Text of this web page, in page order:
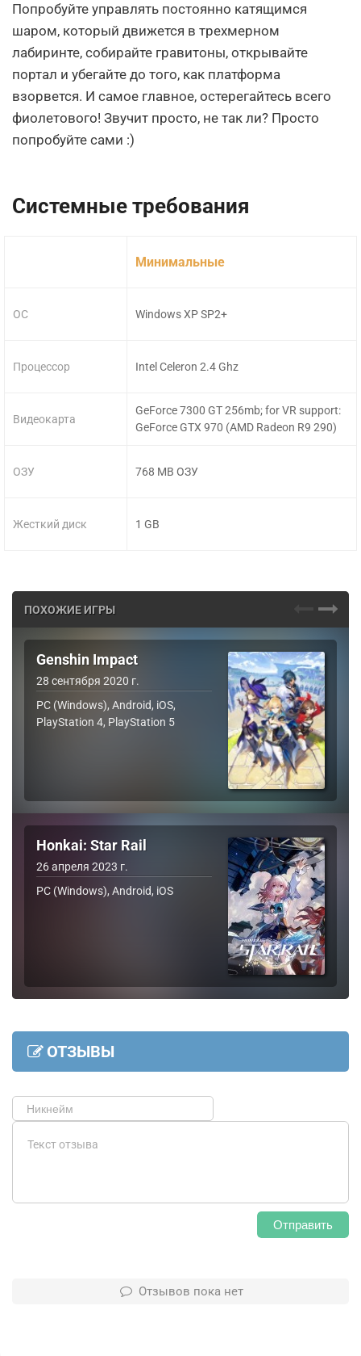
Попробуйте управлять постоянно катящимся
шаром, который движется в трехмерном
лабиринте, собирайте гравитоны, открывайте
портал и убегайте до того, как платформа
взорвется. И самое главное, остерегайтесь всего
фиолетового! Звучит просто, не так ли? Просто
попробуйте сами :)
Системные требования
ОС
Процессор
Видеокарта
ОЗУ
Жесткий диск
Минимальные
Windows XP SP2+
Intel Celeron 2.4 Ghz
GeForce 7300 GT 256mb; for VR support:
GeForce GTX 970 (AMD Radeon R9 290)
768 MB ОЗУ
1 GB
ПОХОЖИЕ ИГРЫ
Genshin Impact
28 сентября 2020 г.
PC (Windows), Android, iOS,
PlayStation 4, PlayStation 5
Honkai: Star Rail
26 апреля 2023 г.
PC (Windows), Android, iOS
ОТЗЫВЫ
Отправить
Отзывов пока нет